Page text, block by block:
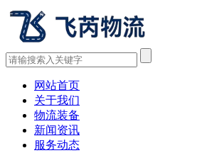
网站首页
关于我们
物流装备
新闻资讯
服务动态